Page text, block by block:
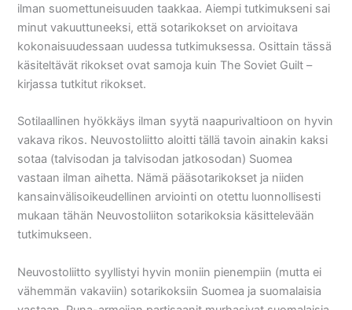
ilman suomettuneisuuden taakkaa. Aiempi tutkimukseni sai
minut vakuuttuneeksi, että sotarikokset on arvioitava
kokonaisuudessaan uudessa tutkimuksessa. Osittain tässä
käsiteltävät rikokset ovat samoja kuin The Soviet Guilt –
kirjassa tutkitut rikokset.
Sotilaallinen hyökkäys ilman syytä naapurivaltioon on hyvin
vakava rikos. Neuvostoliitto aloitti tällä tavoin ainakin kaksi
sotaa (talvisodan ja talvisodan jatkosodan) Suomea
vastaan ilman aihetta. Nämä pääsotarikokset ja niiden
kansainvälisoikeudellinen arviointi on otettu luonnollisesti
mukaan tähän Neuvostoliiton sotarikoksia käsittelevään
tutkimukseen.
Neuvostoliitto syyllistyi hyvin moniin pienempiin (mutta ei
vähemmän vakaviin) sotarikoksiin Suomea ja suomalaisia